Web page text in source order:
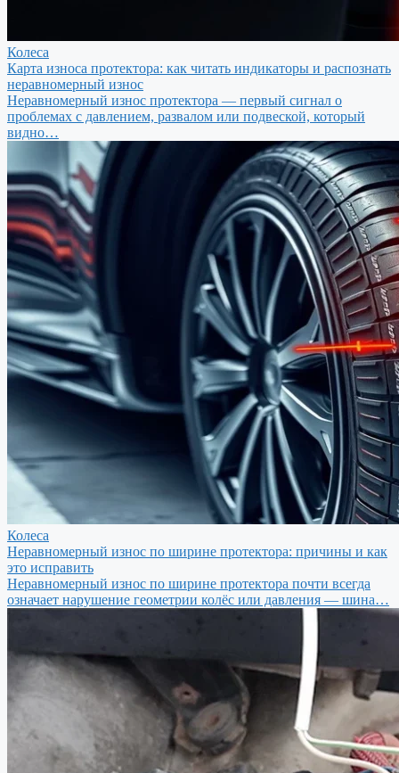
Колеса
Карта износа протектора: как читать индикаторы и распознать
неравномерный износ
Неравномерный износ протектора — первый сигнал о
проблемах с давлением, развалом или подвеской, который
видно…
Колеса
Неравномерный износ по ширине протектора: причины и как
это исправить
Неравномерный износ по ширине протектора почти всегда
означает нарушение геометрии колёс или давления — шина…